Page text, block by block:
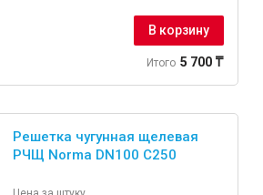
В корзину
Итого 5 700 ₸
Решетка чугунная щелевая
РЧЩ Norma DN100 С250